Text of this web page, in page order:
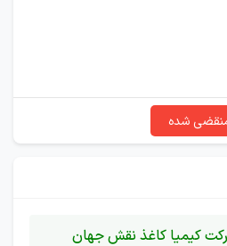
شده
کیمیا کاغذ نقش جهان